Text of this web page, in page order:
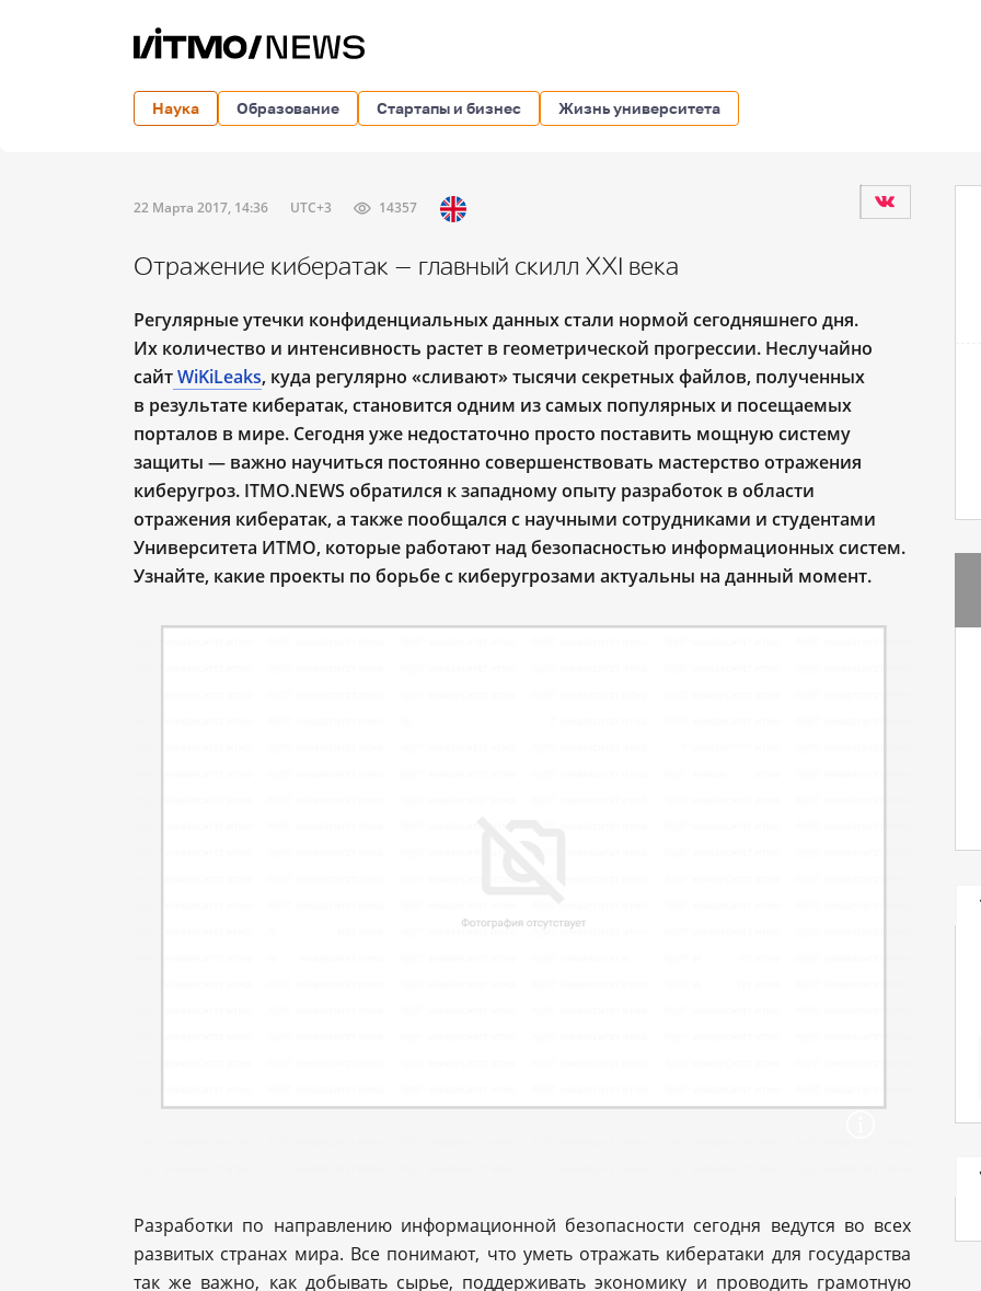
Наука Образование Стартапы и бизнес Жизнь университета
22 Марта 2017, 14:36 UTC+3 14357
Отражение кибератак — главный скилл XXI века
Регулярные утечки конфиденциальных данных стали нормой сегодняшнего дня.
Их количество и интенсивность растет в геометрической прогрессии. Неслучайно
сайтWiKiLeaks, куда регулярно «сливают» тысячи секретных файлов, полученных
в результате кибератак, становится одним из самых популярных и посещаемых
порталов в мире. Сегодня уже недостаточно просто поставить мощную систему
защиты — важно научиться постоянно совершенствовать мастерство отражения
киберугроз. ITMO.NEWS обратился к западному опыту разработок в области
отражения кибератак, а также пообщался с научными сотрудниками и студентами
Университета ИТМО, которые работают над безопасностью информационных систем.
Узнайте, какие проекты по борьбе с киберугрозами актуальны на данный момент.
Разработки по направлению информационной безопасности сегодня ведутся во всех
развитых странах мира. Все понимают, что уметь отражать кибератаки для государства
так же важно, как добывать сырье, поддерживать экономику и проводить грамотную